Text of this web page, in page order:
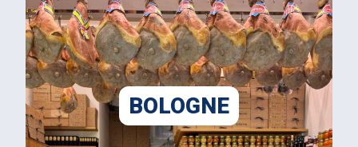
BOLOGNE